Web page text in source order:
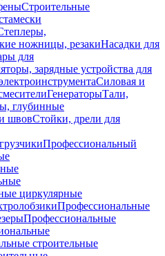
Строительные
ножницы, резакиНасадки для
для
зарядные устройства для
Силовая и
ГенераторыТали,
глубинные
швовСтойки, дрели для
Профессиональный
циркулярные
Профессиональные
Профессиональные
строительные